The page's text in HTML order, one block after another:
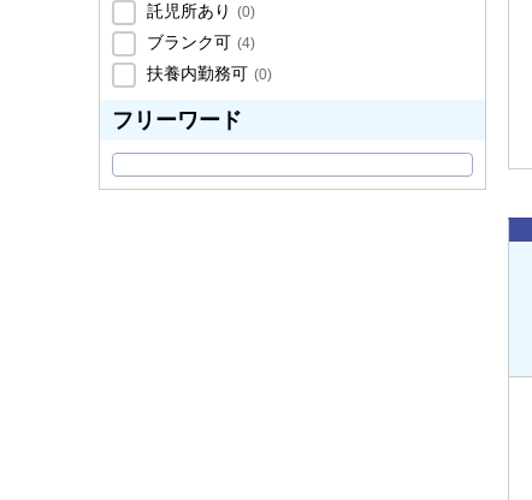
託児所あり (0)
ブランク可 (4)
扶養内勤務可 (0)
フリーワード